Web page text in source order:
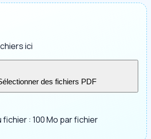
ici
des fichiers PDF
fichier : 100 Mo par fichier